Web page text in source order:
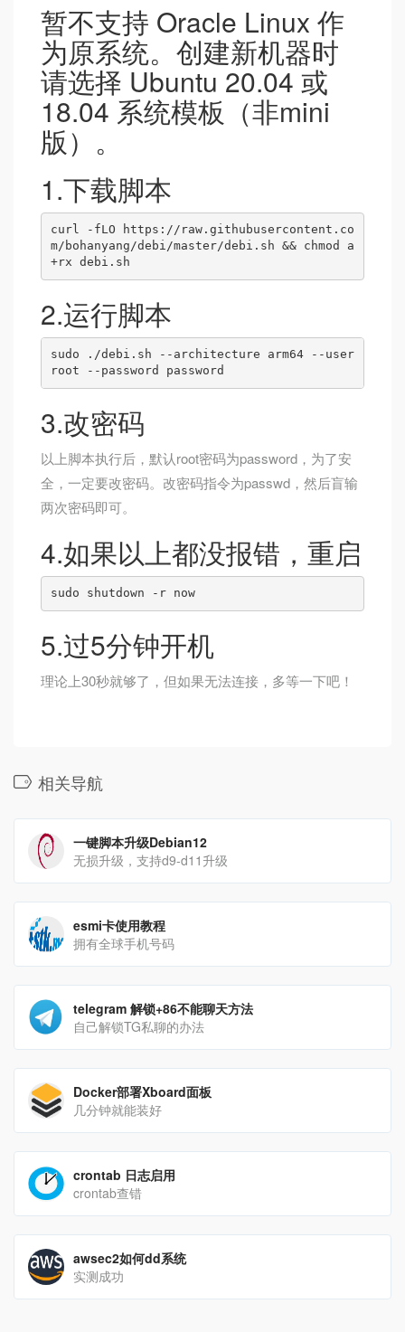
暂不支持 Oracle Linux 作
为原系统。创建新机器时
请选择 Ubuntu 20.04 或
18.04 系统模板（非mini
版）。
1.下载脚本
curl -fLO https://raw.githubusercontent.co
m/bohanyang/debi/master/debi.sh && chmod a
2.运行脚本
sudo ./debi.sh --architecture arm64 --user
3.改密码
以上脚本执行后，默认root密码为password，为了安
全，一定要改密码。改密码指令为passwd，然后盲输
两次密码即可。
4.如果以上都没报错，重启
sudo shutdown -r now
5.过5分钟开机
理论上30秒就够了，但如果无法连接，多等一下吧！
相关导航
一键脚本升级Debian12
无损升级，支持d9-d11升级
esmi卡使用教程
拥有全球手机号码
telegram 解锁+86不能聊天方法
自己解锁TG私聊的办法
Docker部署Xboard面板
几分钟就能装好
crontab 日志启用
crontab查错
awsec2如何dd系统
实测成功